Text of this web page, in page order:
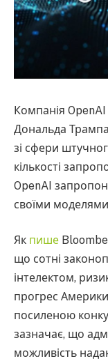
Компанія OpenAI
Дональда
зі сфери
кількості
OpenAI
своїми
Як пише
що сотні
інтелектом,
прогрес Америки
посиленою
зазначає, що
можливість